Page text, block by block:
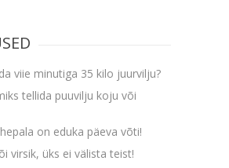
viie minutiga 35 kilo juurvilju?
tellida puuvilju koju või
on eduka päeva võti!
virsik, üks ei välista teist!